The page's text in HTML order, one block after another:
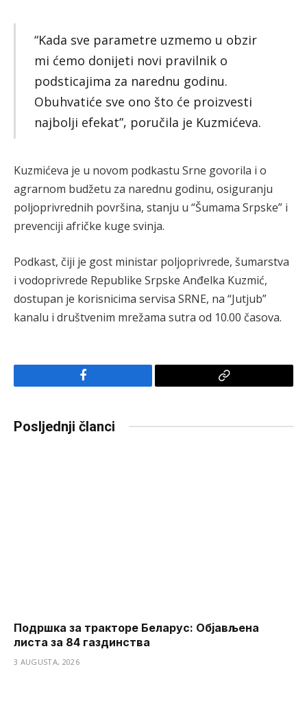
“Kada sve parametre uzmemo u obzir
mi ćemo donijeti novi pravilnik o
podsticajima za narednu godinu.
Obuhvatiće sve ono što će proizvesti
najbolji efekat”, poručila je Kuzmićeva.
Kuzmićeva je u novom podkastu Srne govorila i o
agrarnom budžetu za narednu godinu, osiguranju
poljoprivrednih površina, stanju u “Šumama Srpske” i
prevenciji afričke kuge svinja.
Podkast, čiji je gost ministar poljoprivrede, šumarstva
i vodoprivrede Republike Srpske Anđelka Kuzmić,
dostupan je korisnicima servisa SRNE, na “Jutjub”
kanalu i društvenim mrežama sutra od 10.00 časova.
Facebook
Copy
Posljednji članci
Подршка за тракторе Беларус: Објављена
листа за 84 газдинства
3 AUGUSTA, 2026